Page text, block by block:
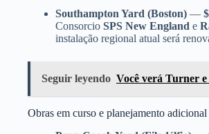
Southampton Yard (Boston) —
Consorcio SPS New England e
instalação regional atual será
Seguir leyendo Você verá Turner
Obras em curso e planejamento adicional